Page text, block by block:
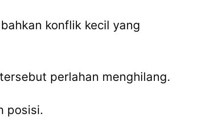
konflik kecil yang
perlahan menghilang.
posisi.